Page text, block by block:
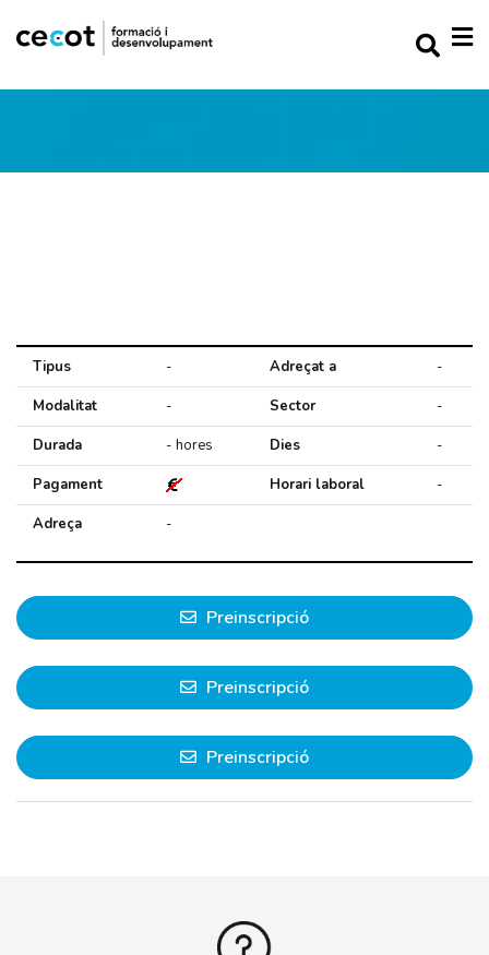
Tipus - Adreçat a
-
Modalitat
- Sector
-
Durada
- hores Dies
-
Pagament
Horari laboral
-
Adreça
-
Preinscripció
Preinscripció
Preinscripció